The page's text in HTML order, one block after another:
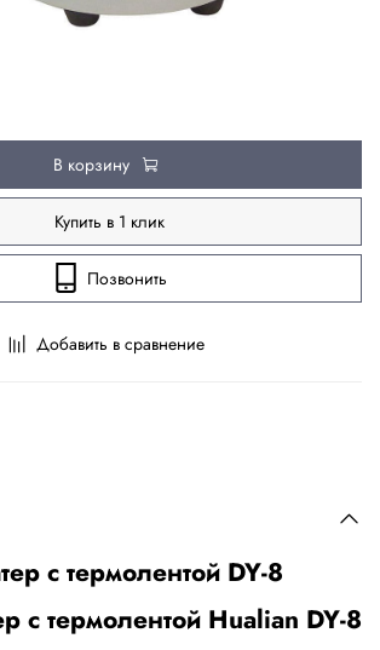
Добавить в сравнение
В корзину
Купить в 1 клик
Позвонить
с термолентой Hualian DY-8